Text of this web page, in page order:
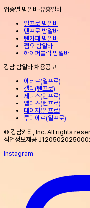
업종별 밤알바·유흥알바
일프로 밤알바
텐프로 밤알바
텐카페 밤알바
쩜오 밤알바
하이퍼블릭 밤알바
강남 밤알바 채용공고
에테르(일프로)
켈리 (텐프로)
제니스(텐프로)
엘리스(텐프로)
데이지 (일프로)
루미에르(일프로)
© 강남키티, Inc. All rights
직업정보제공
Instagram